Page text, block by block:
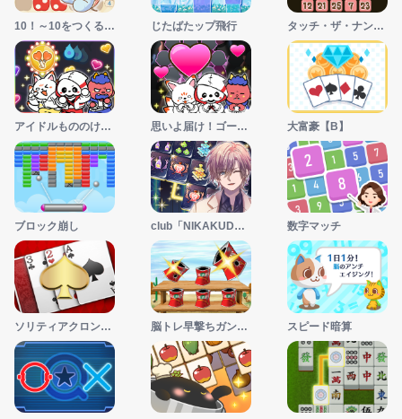
10！～10をつくるパズル じたばたップ飛行 タッチ・ザ・ナンバー
アイドルもののけライブ大作戦 思いよ届け！ゴースツLIVE 大富豪【B】
ブロック崩し club「NIKAKUDORI」 数字マッチ
ソリティアクロンダイク 脳トレ早撃ちガンマン スピード暗算